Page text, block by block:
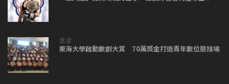
生活
東海大學啟動數創大賞 70萬獎金打造青年數位競技場